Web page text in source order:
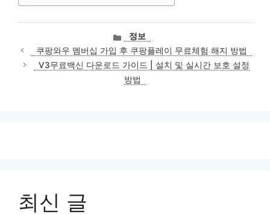
카
테
고
리
정보
쿠팡와우 멤버십 가입 후 쿠팡플레이 무료체험 해지 방법
V3무료백신 다운로드 가이드 | 설치 및 실시간 보호 설정
방법
최신 글